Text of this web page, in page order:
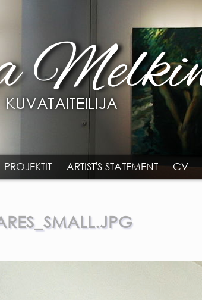
PROJEKTIT ARTIST'S STATEMENT CV